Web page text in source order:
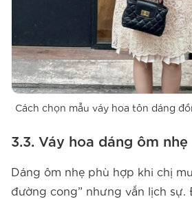
Cách chọn mẫu váy hoa tôn dáng
3.3. Váy hoa dáng ôm nhẹ
Dáng ôm nhẹ phù hợp khi chị
đường cong” nhưng vẫn lịch sự.